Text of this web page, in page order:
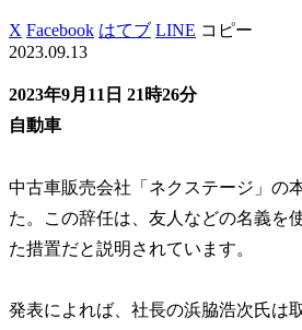
X Facebook はてブ LINE コピー
2023.09.13
2023年9月11日 21時26分
自動車
中古車販売会社「ネクステージ」の
た。この辞任は、友人などの名義を
た措置だと説明されています。
発表によれば、社長の浜脇浩次氏は